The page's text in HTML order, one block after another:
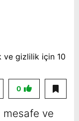
0
mesafe ve